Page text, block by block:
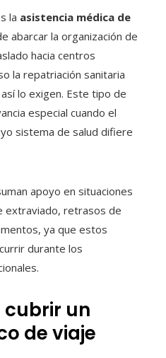
la asistencia médica de
abarcar la organización de
hacia centros
la repatriación sanitaria
lo exigen. Este tipo de
especial cuando el
sistema de salud difiere
apoyo en situaciones
extraviado, retrasos de
ya que estos
durante los
cubrir un
de viaje